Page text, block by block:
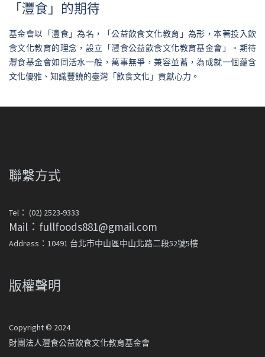
「灃食」的期待
基金會以「灃食」為名，「公益飲食文化教育」為形，本著投入飲
食文化教育的理念，設立「灃食公益飲食文化教育基金會」。期待
灃食基金會如同活水一般，萬事無爭，兼容並蓄，為成就一個蘊含
文化優雅、知識豐饒的臺灣「飲食文化」貢獻心力。
聯繫方式
Tel： (02) 2523-9333
Mail：fullfoods881@gmail.com
Address：10491 台北市中山區中山北路二段52號5樓
版權聲明
Copyright © 2024
財團法人灃食公益飲食文化教育基金會